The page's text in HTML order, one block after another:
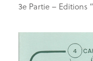
3e Partie – Editions